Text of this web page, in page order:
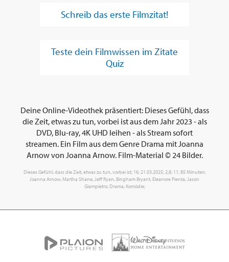
Schreib das erste Filmzitat!
Teste dein Filmwissen im Zitate
Quiz
Deine Online-Videothek präsentiert: Dieses Gefühl, dass
die Zeit, etwas zu tun, vorbei ist aus dem Jahr 2023 - als
DVD, Blu-ray, 4K UHD leihen - als Stream sofort
streamen. Ein Film aus dem Genre Drama mit Joanna
Arnow von Joanna Arnow. Film-Material © 24 Bilder.
Dieses Gefühl, dass die Zeit, etwas zu tun, vorbei ist; 16; 21.03.2025; 2,8; 11; 85 Minuten;
Joanna Arnow, Martha Shane, Jeff Ryan, Bingham Bryant, Eleanore Pienta, Jason
Giampietro; Drama, Komödie;